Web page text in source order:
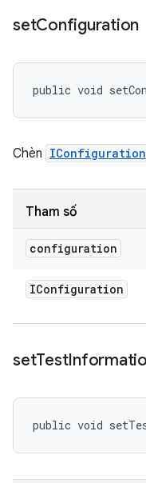
setConfiguration
public void
Chèn IConfiguration
Tham số
configuration
IConfiguration
setTest
public void